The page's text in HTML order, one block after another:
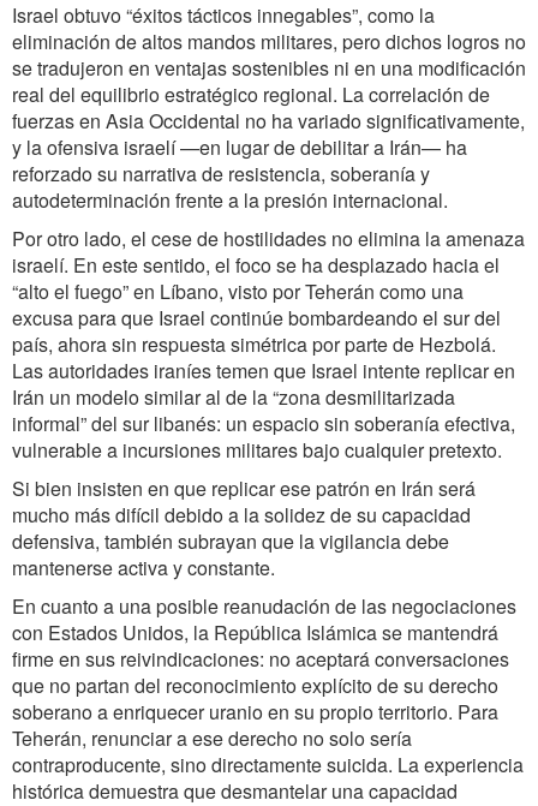
Israel obtuvo “éxitos tácticos innegables”, como la
eliminación de altos mandos militares, pero dichos logros no
se tradujeron en ventajas sostenibles ni en una modificación
real del equilibrio estratégico regional. La correlación de
fuerzas en Asia Occidental no ha variado significativamente,
y la ofensiva israelí —en lugar de debilitar a Irán— ha
reforzado su narrativa de resistencia, soberanía y
autodeterminación frente a la presión internacional.
Por otro lado, el cese de hostilidades no elimina la amenaza
israelí. En este sentido, el foco se ha desplazado hacia el
“alto el fuego” en Líbano, visto por Teherán como una
excusa para que Israel continúe bombardeando el sur del
país, ahora sin respuesta simétrica por parte de Hezbolá.
Las autoridades iraníes temen que Israel intente replicar en
Irán un modelo similar al de la “zona desmilitarizada
informal” del sur libanés: un espacio sin soberanía efectiva,
vulnerable a incursiones militares bajo cualquier pretexto.
Si bien insisten en que replicar ese patrón en Irán será
mucho más difícil debido a la solidez de su capacidad
defensiva, también subrayan que la vigilancia debe
mantenerse activa y constante.
En cuanto a una posible reanudación de las negociaciones
con Estados Unidos, la República Islámica se mantendrá
firme en sus reivindicaciones: no aceptará conversaciones
que no partan del reconocimiento explícito de su derecho
soberano a enriquecer uranio en su propio territorio. Para
Teherán, renunciar a ese derecho no solo sería
contraproducente, sino directamente suicida. La experiencia
histórica demuestra que desmantelar una capacidad